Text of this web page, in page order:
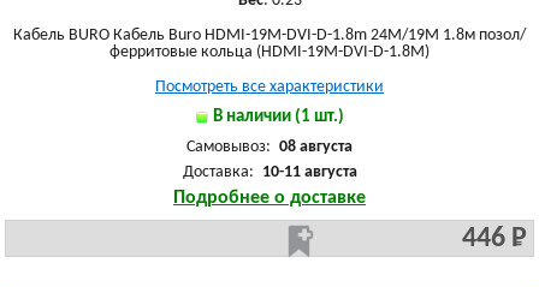
Кабель BURO Кабель Buro HDMI-19M-DVI-D-1.8m 24M/19M 1.8м позол/
ферритовые кольца (HDMI-19M-DVI-D-1.8M)
Посмотреть все характеристики
В наличии (1 шт.)
Самовывоз: 08 августа
Доставка: 10-11 августа
Подробнее о доставке
446 Р